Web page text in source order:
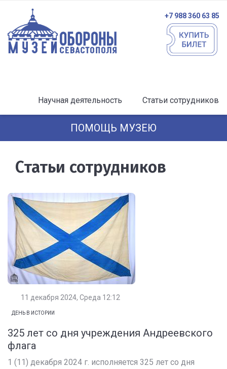
+7 988 360 63 85
Научная деятельность Статьи сотрудников
ПОМОЩЬ МУЗЕЮ
Статьи сотрудников
11 декабря 2024, Среда 12:12
ДЕНЬ В ИСТОРИИ
325 лет со дня учреждения Андреевского
флага
1 (11) декабря 2024 г. исполняется 325 лет со дня